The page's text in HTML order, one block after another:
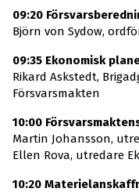
09:20
Björn von Sydow,
09:35 Ekonomisk
Rikard Askstedt,
Försvarsmakten
10:00
Martin Johansson,
Ellen Rova, utredare
10:20